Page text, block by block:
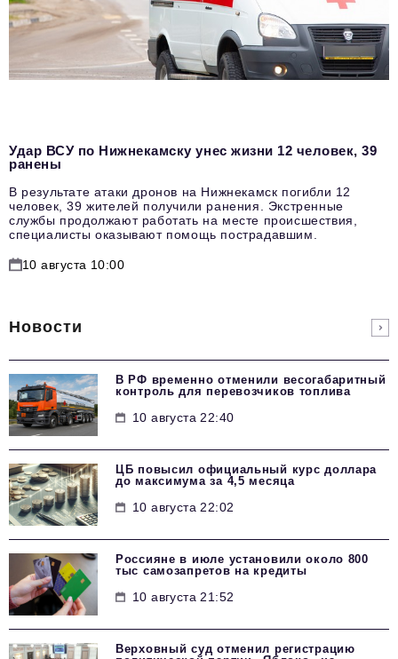
Удар ВСУ по Нижнекамску унес жизни 12 человек, 39
ранены
В результате атаки дронов на Нижнекамск погибли 12
человек, 39 жителей получили ранения. Экстренные
службы продолжают работать на месте происшествия,
специалисты оказывают помощь пострадавшим.
10 августа 10:00
Новости
В РФ временно отменили весогабаритный
контроль для перевозчиков топлива
10 августа 22:40
ЦБ повысил официальный курс доллара
до максимума за 4,5 месяца
10 августа 22:02
Россияне в июле установили около 800
тыс самозапретов на кредиты
10 августа 21:52
Верховный суд отменил регистрацию